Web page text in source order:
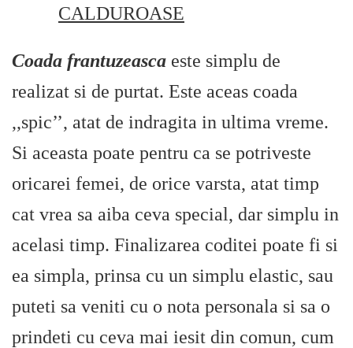
Coada frantuzeasca este simplu de
realizat si de purtat. Este aceas coada
,,spic’’, atat de indragita in ultima vreme.
Si aceasta poate pentru ca se potriveste
oricarei femei, de orice varsta, atat timp
cat vrea sa aiba ceva special, dar simplu in
acelasi timp. Finalizarea coditei poate fi si
ea simpla, prinsa cu un simplu elastic, sau
puteti sa veniti cu o nota personala si sa o
prindeti cu ceva mai iesit din comun, cum